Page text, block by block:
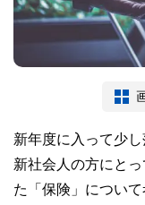
新年度に入って少
新社会人の方にと
た「保険」につい